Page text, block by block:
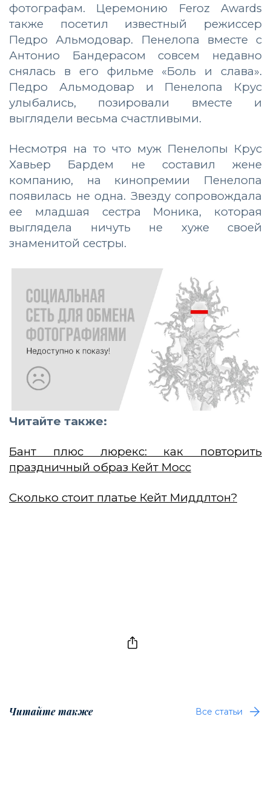
фотографам. Церемонию Feroz Awards
также посетил известный режиссер
Педро Альмодовар. Пенелопа вместе с
Антонио Бандерасом совсем недавно
снялась в его фильме «Боль и слава».
Педро Альмодовар и Пенелопа Крус
улыбались, позировали вместе и
выглядели весьма счастливыми.
Несмотря на то что муж Пенелопы Крус
Хавьер Бардем не составил жене
компанию, на кинопремии Пенелопа
появилась не одна. Звезду сопровождала
ее младшая сестра Моника, которая
выглядела ничуть не хуже своей
знаменитой сестры.
Читайте также:
Бант плюс люрекс: как повторить
праздничный образ Кейт Мосс
Сколько стоит платье Кейт Миддлтон?
Читайте также Все статьи